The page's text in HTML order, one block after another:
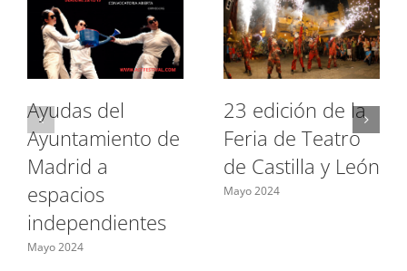
Ayudas del
Ayuntamiento de
Madrid a
espacios
independientes
Mayo 2024
23 edición de la
Feria de Teatro
de Castilla y León
Mayo 2024